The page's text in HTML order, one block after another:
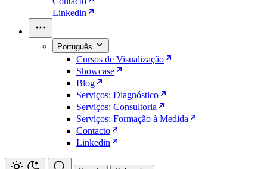
Linkedin
Português
Cursos de Visualização
Showcase
Blog
Serviços: Diagnóstico
Serviços: Consultoria
Serviços: Formação à Medida
Contacto
Linkedin